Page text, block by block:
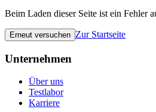
Beim Laden dieser Seite ist ein Fehler
Erneut versuchen Zur Startseite
Unternehmen
Über uns
Testlabor
Karriere